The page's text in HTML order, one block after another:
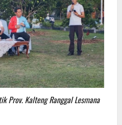
Prov. Kalteng Ranggal Lesmana